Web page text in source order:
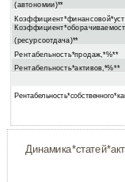
(автономии)**
(ресурсоотдача)**
Рентабельность*продаж,*%**
Рентабельность*активов,*%**